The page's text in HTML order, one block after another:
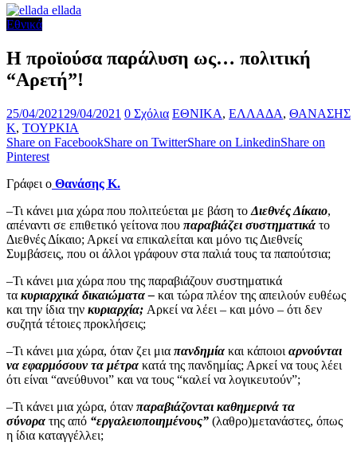
Εθνικά
Η προϊούσα παράλυση ως… πολιτική
“Αρετή”!
25/04/2021 29/04/2021 0 Σχόλια ΕΘΝΙΚΑ, ΕΛΛΑΔΑ, ΘΑΝΑΣΗΣ
Κ, ΤΟΥΡΚΙΑ
Share on FacebookShare on TwitterShare on LinkedinShare on
Pinterest
Γράφει ο Θανάσης Κ.
–Τι κάνει μια χώρα που πολιτεύεται με βάση το Διεθνές Δίκαιο,
απέναντι σε επιθετικό γείτονα που παραβιάζει συστηματικά το
Διεθνές Δίκαιο; Αρκεί να επικαλείται και μόνο τις Διεθνείς
Συμβάσεις, που οι άλλοι γράφουν στα παλιά τους τα παπούτσια;
–Τι κάνει μια χώρα που της παραβιάζουν συστηματικά
τα κυριαρχικά δικαιώματα – και τώρα πλέον της απειλούν ευθέως
και την ίδια την κυριαρχία; Αρκεί να λέει – και μόνο – ότι δεν
συζητά τέτοιες προκλήσεις;
–Τι κάνει μια χώρα, όταν ζει μια πανδημία και κάποιοι αρνούνται
να εφαρμόσουν τα μέτρα κατά της πανδημίας; Αρκεί να τους λέει
ότι είναι “ανεύθυνοι” και να τους “καλεί να λογικευτούν”;
–Τι κάνει μια χώρα, όταν παραβιάζονται καθημερινά τα
σύνορα της από “εργαλειοποιημένους” (λαθρο)μετανάστες, όπως
η ίδια καταγγέλλει;